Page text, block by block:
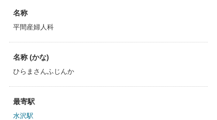
名称
平間産婦人科
名称 (かな)
ひらまさんふじんか
最寄駅
水沢駅